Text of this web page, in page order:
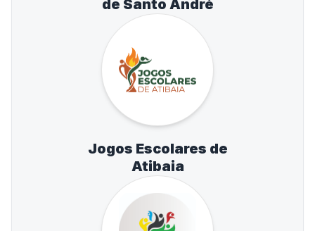
de Santo André
Jogos Escolares de
Atibaia